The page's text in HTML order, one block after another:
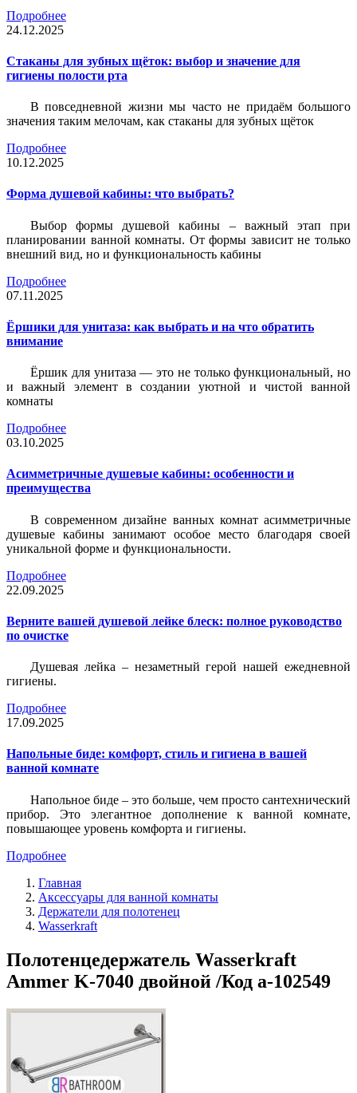
Подробнее
24.12.2025
Стаканы для зубных щёток: выбор и значение для
гигиены полости рта
В повседневной жизни мы часто не придаём большого
значения таким мелочам, как стаканы для зубных щёток
Подробнее
10.12.2025
Форма душевой кабины: что выбрать?
Выбор формы душевой кабины – важный этап при
планировании ванной комнаты. От формы зависит не только
внешний вид, но и функциональность кабины
Подробнее
07.11.2025
Ёршики для унитаза: как выбрать и на что обратить
внимание
Ёршик для унитаза — это не только функциональный, но
и важный элемент в создании уютной и чистой ванной
комнаты
Подробнее
03.10.2025
Асимметричные душевые кабины: особенности и
преимущества
В современном дизайне ванных комнат асимметричные
душевые кабины занимают особое место благодаря своей
уникальной форме и функциональности.
Подробнее
22.09.2025
Верните вашей душевой лейке блеск: полное руководство
по очистке
Душевая лейка – незаметный герой нашей ежедневной
гигиены.
Подробнее
17.09.2025
Напольные биде: комфорт, стиль и гигиена в вашей
ванной комнате
Напольное биде – это больше, чем просто сантехнический
прибор. Это элегантное дополнение к ванной комнате,
повышающее уровень комфорта и гигиены.
Подробнее
Главная
Аксессуары для ванной комнаты
Держатели для полотенец
Wasserkraft
Полотенцедержатель Wasserkraft
Ammer K-7040 двойной /Код a-102549